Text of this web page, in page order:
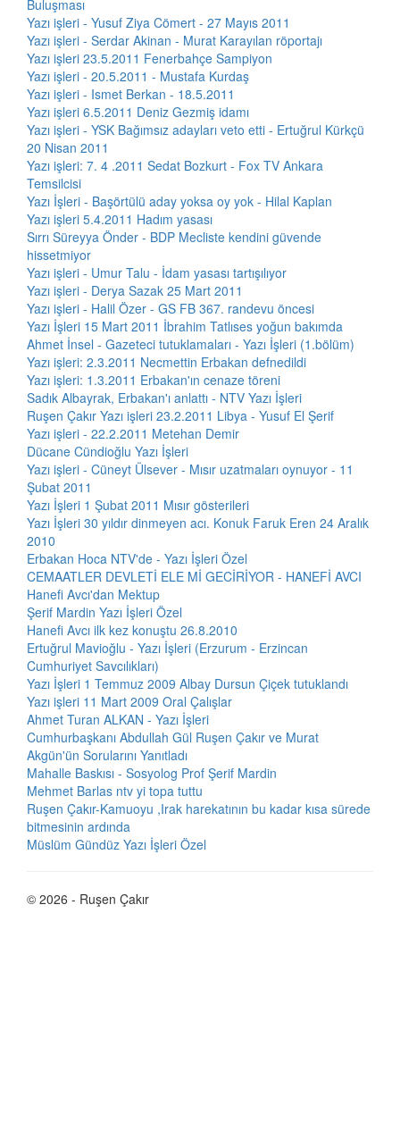
Buluşması
Yazı işleri - Yusuf Ziya Cömert - 27 Mayıs 2011
Yazı işleri - Serdar Akinan - Murat Karayılan röportajı
Yazı işleri 23.5.2011 Fenerbahçe Sampiyon
Yazı işleri - 20.5.2011 - Mustafa Kurdaş
Yazı işleri - Ismet Berkan - 18.5.2011
Yazı işleri 6.5.2011 Deniz Gezmiş idamı
Yazı işleri - YSK Bağımsız adayları veto etti - Ertuğrul Kürkçü
20 Nisan 2011
Yazı işleri: 7. 4 .2011 Sedat Bozkurt - Fox TV Ankara
Temsilcisi
Yazı İşleri - Başörtülü aday yoksa oy yok - Hilal Kaplan
Yazı işleri 5.4.2011 Hadım yasası
Sırrı Süreyya Önder - BDP Mecliste kendini güvende
hissetmiyor
Yazı işleri - Umur Talu - İdam yasası tartışılıyor
Yazı işleri - Derya Sazak 25 Mart 2011
Yazı işleri - Halil Özer - GS FB 367. randevu öncesi
Yazı İşleri 15 Mart 2011 İbrahim Tatlıses yoğun bakımda
Ahmet İnsel - Gazeteci tutuklamaları - Yazı İşleri (1.bölüm)
Yazı işleri: 2.3.2011 Necmettin Erbakan defnedildi
Yazı işleri: 1.3.2011 Erbakan'ın cenaze töreni
Sadık Albayrak, Erbakan'ı anlattı - NTV Yazı İşleri
Ruşen Çakır Yazı işleri 23.2.2011 Libya - Yusuf El Şerif
Yazı işleri - 22.2.2011 Metehan Demir
Dücane Cündioğlu Yazı İşleri
Yazı işleri - Cüneyt Ülsever - Mısır uzatmaları oynuyor - 11
Şubat 2011
Yazı İşleri 1 Şubat 2011 Mısır gösterileri
Yazı İşleri 30 yıldır dinmeyen acı. Konuk Faruk Eren 24 Aralık
2010
Erbakan Hoca NTV'de - Yazı İşleri Özel
CEMAATLER DEVLETİ ELE Mİ GECİRİYOR - HANEFİ AVCI
Hanefi Avcı'dan Mektup
Şerif Mardin Yazı İşleri Özel
Hanefi Avcı ilk kez konuştu 26.8.2010
Ertuğrul Mavioğlu - Yazı İşleri (Erzurum - Erzincan
Cumhuriyet Savcılıkları)
Yazı İşleri 1 Temmuz 2009 Albay Dursun Çiçek tutuklandı
Yazı işleri 11 Mart 2009 Oral Çalışlar
Ahmet Turan ALKAN - Yazı İşleri
Cumhurbaşkanı Abdullah Gül Ruşen Çakır ve Murat
Akgün'ün Sorularını Yanıtladı
Mahalle Baskısı - Sosyolog Prof Şerif Mardin
Mehmet Barlas ntv yi topa tuttu
Ruşen Çakır-Kamuoyu ,Irak harekatının bu kadar kısa sürede
bitmesinin ardında
Müslüm Gündüz Yazı İşleri Özel
© 2026 - Ruşen Çakır